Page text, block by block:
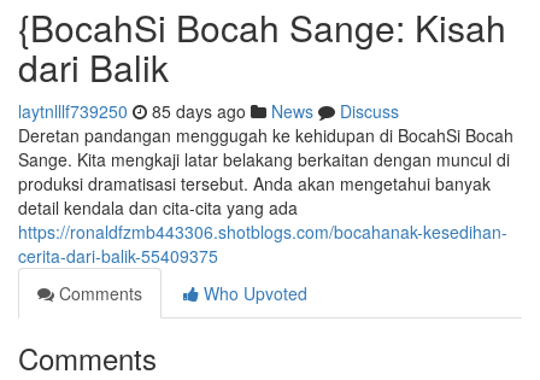
{BocahSi Bocah Sange: Kisah
dari Balik
laytnlllf739250 85 days ago News
Discuss
Deretan pandangan menggugah ke kehidupan di BocahSi Bocah
Sange. Kita mengkaji latar belakang berkaitan dengan muncul di
produksi dramatisasi tersebut. Anda akan mengetahui banyak
detail kendala dan cita-cita yang ada
https://ronaldfzmb443306.shotblogs.com/bocahanak-kesedihan-
cerita-dari-balik-55409375
Comments
Who Upvoted
Comments